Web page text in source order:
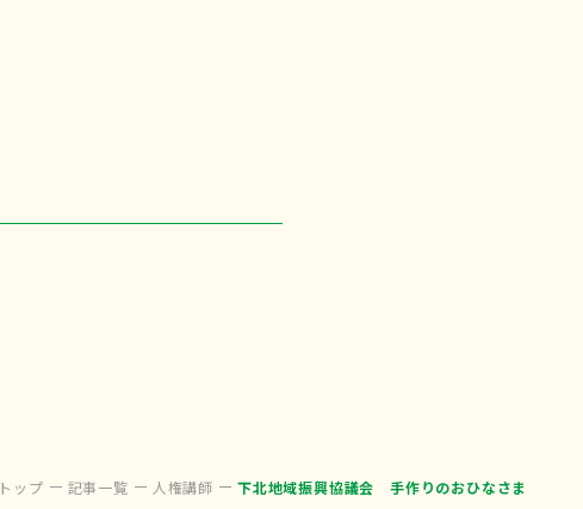
トップ 記事一覧 人権講師 下北地域振興協議会 手作りのおひなさま